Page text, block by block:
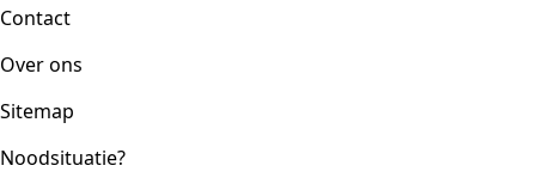
Contact
Over ons
Sitemap
Noodsituatie?